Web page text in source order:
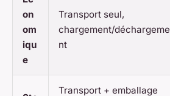
on
om
iqu
e
Transport seul,
chargement/déchargeme
nt
Transport + emballage